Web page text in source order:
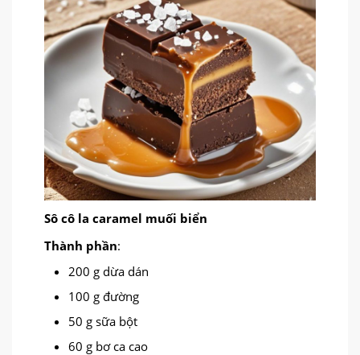
Sô cô la caramel muối biển
Thành phần:
200 g dừa dán
100 g đường
50 g sữa bột
60 g bơ ca cao